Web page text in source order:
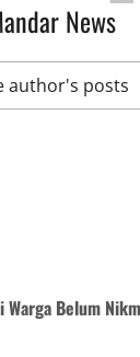
News
author's posts
Warga Belum